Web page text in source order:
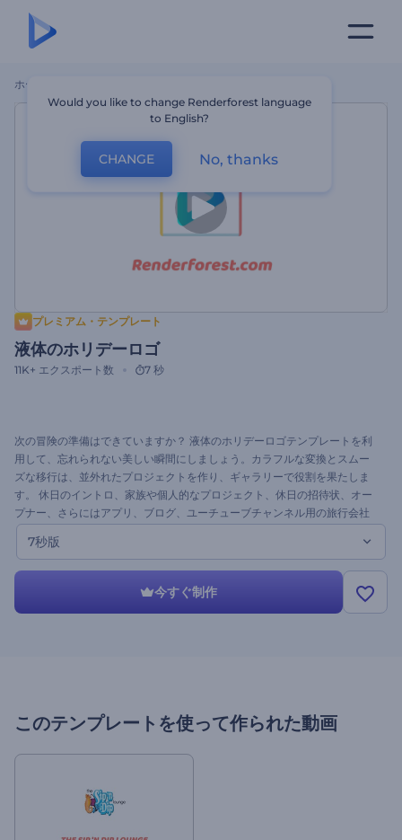
ホーム
プレミアム・テンプレート
液体のホリデーロゴ
11K+ エクスポート数 7 秒
次の冒険の準備はできていますか？ 液体のホリデーロゴテンプレートを利
用して、忘れられない美しい瞬間にしましょう。カラフルな変換とスムー
ズな移行は、並外れたプロジェクトを作り、ギャラリーで役割を果たしま
す。 休日のイントロ、家族や個人的なプロジェクト、休日の招待状、オー
プナー、さらにはアプリ、ブログ、ユーチューブチャンネル用の旅行会社
や運送会社に適しています。 ロゴをアップロードし、テキストを変更し、
音楽を追加してプレビューを押しましょう。 もちろん無料です！
7秒版
今すぐ制作
このテンプレートを使って作られた動画
Would you like to change Renderforest language
to English?
CHANGE No, thanks